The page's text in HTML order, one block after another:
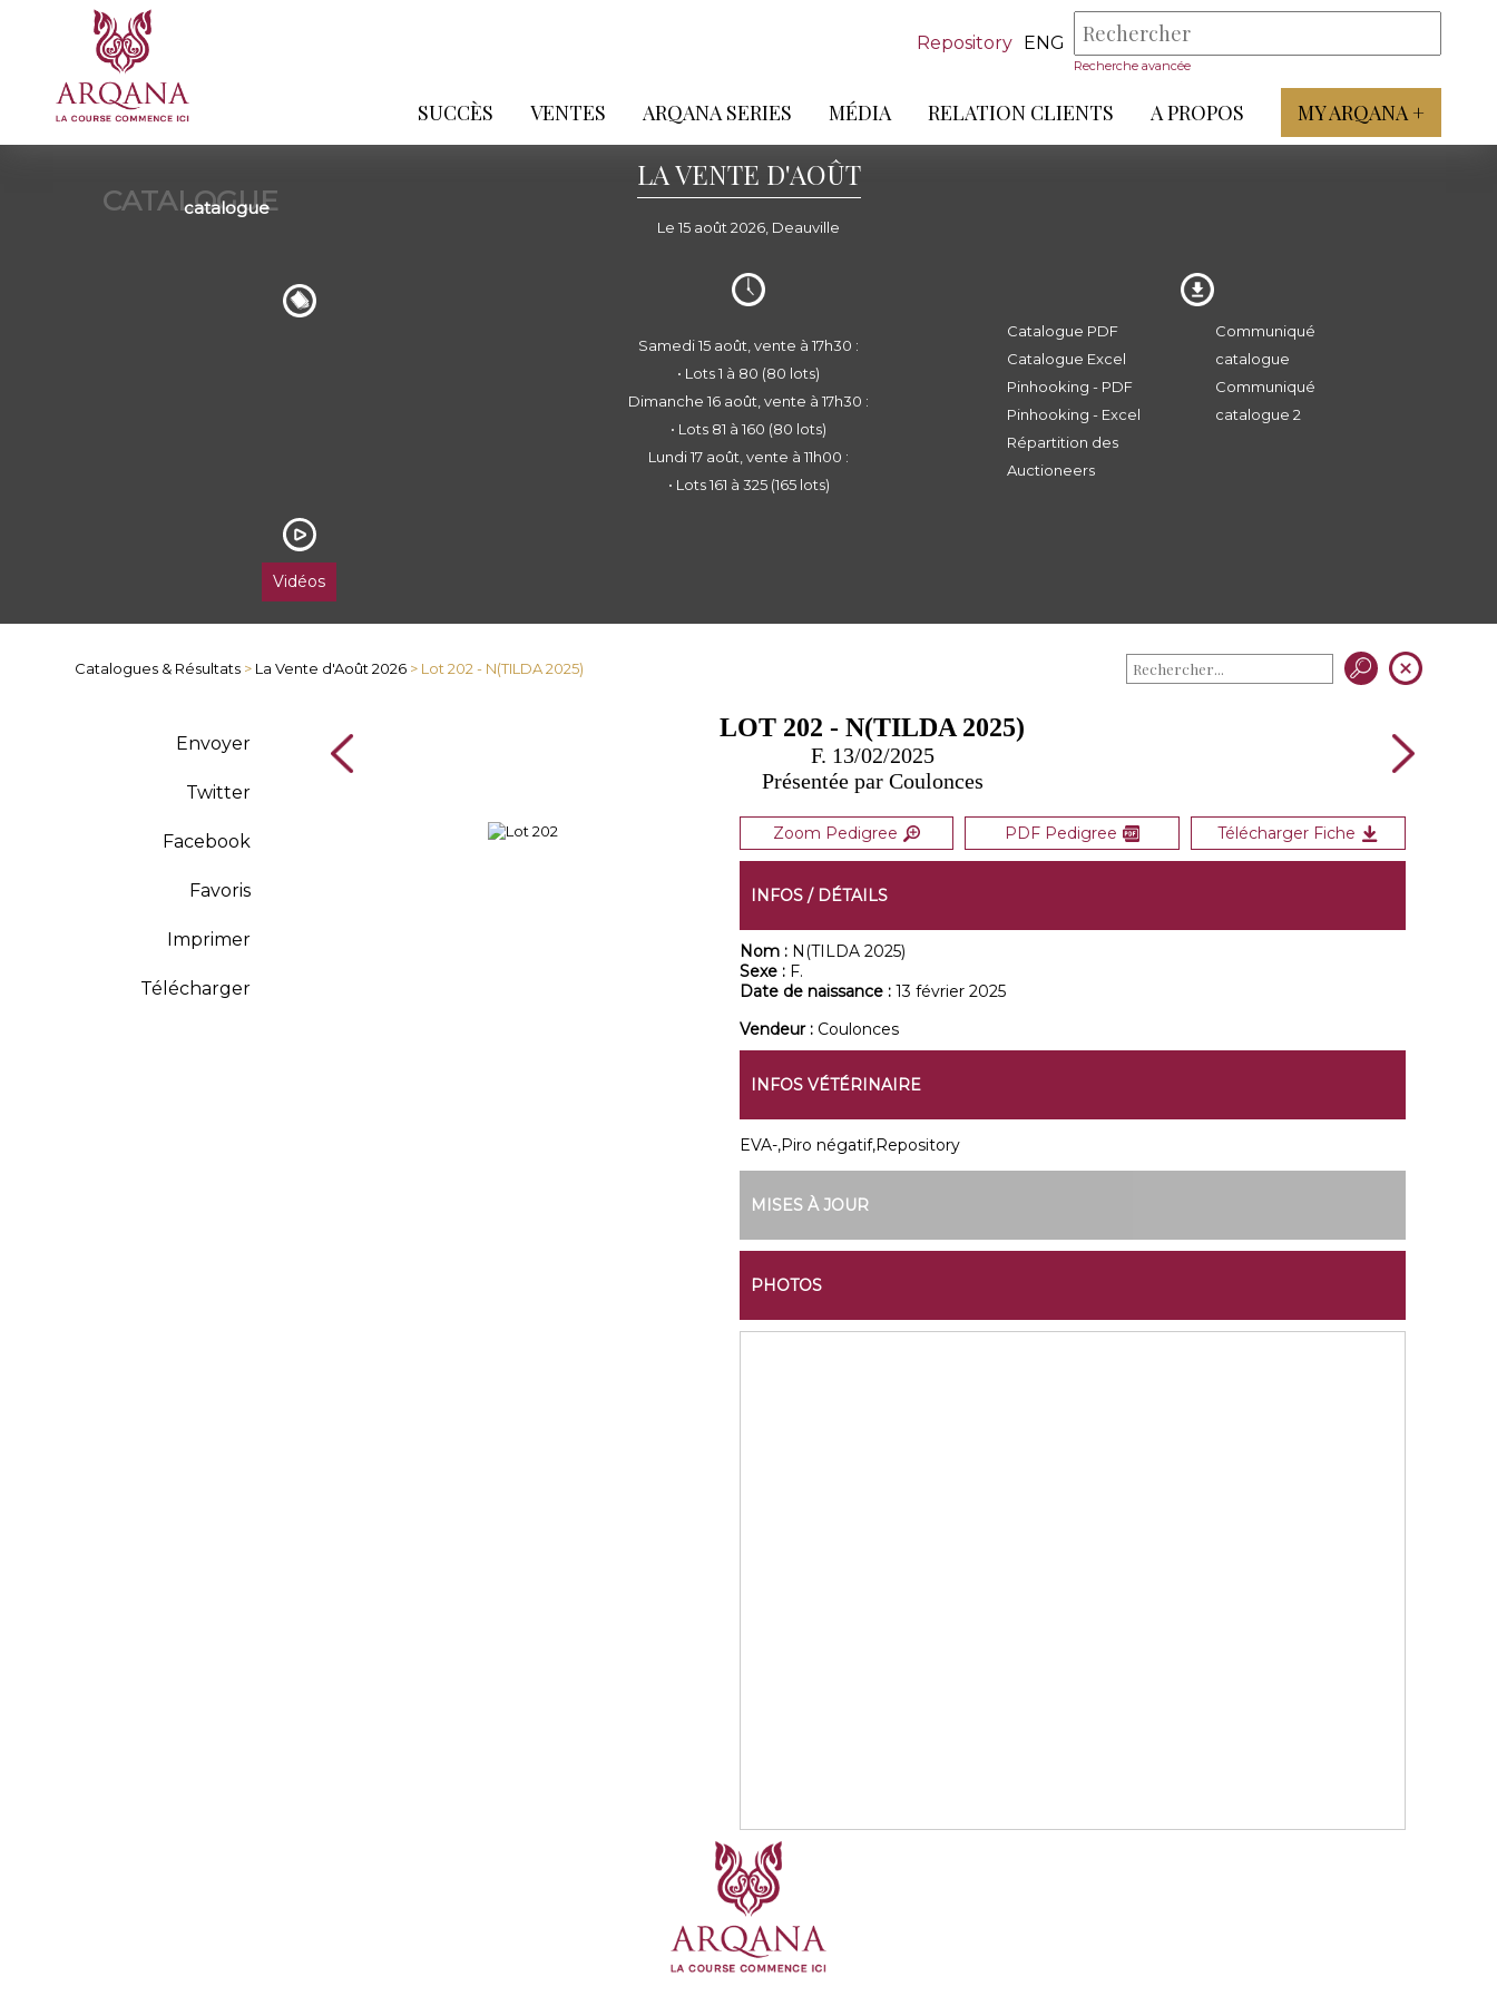
Repository ENG
Recherche avancée
SUCCÈS VENTES ARQANA SERIES MÉDIA RELATION CLIENTS A PROPOS MY ARQANA +
CATALOGUE
catalogue
LA VENTE D'AOÛT
Le 15 août 2026, Deauville
Vidéos
Samedi 15 août, vente à 17h30 :
• Lots 1 à 80 (80 lots)
Dimanche 16 août, vente à 17h30 :
• Lots 81 à 160 (80 lots)
Lundi 17 août, vente à 11h00 :
• Lots 161 à 325 (165 lots)
Catalogue PDF
Catalogue Excel
Pinhooking - PDF
Pinhooking - Excel
Répartition des
Auctioneers
Communiqué
catalogue
Communiqué
catalogue 2
Catalogues & Résultats > La Vente d'Août 2026 > Lot 202 - N(TILDA 2025)
Envoyer
Twitter
Facebook
Favoris
Imprimer
Télécharger
LOT 202 - N(TILDA 2025)
F. 13/02/2025
Présentée par Coulonces
Zoom Pedigree PDF Pedigree Télécharger Fiche
INFOS / DÉTAILS
Nom : N(TILDA 2025)
Sexe : F.
Date de naissance : 13 février 2025
Vendeur : Coulonces
INFOS VÉTÉRINAIRE
EVA-,Piro négatif,Repository
MISES À JOUR
PHOTOS